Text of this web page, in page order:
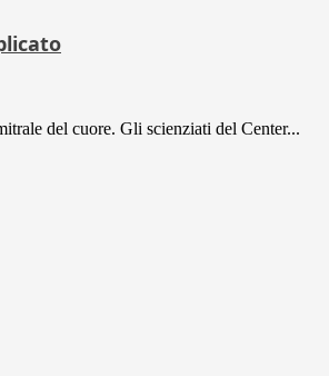
del cuore. Gli scienziati del Center...